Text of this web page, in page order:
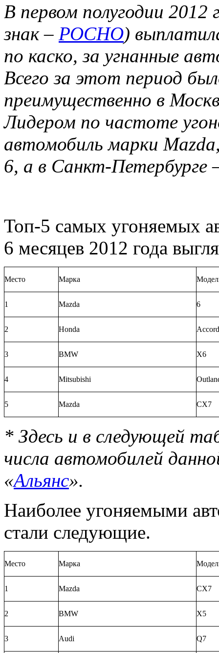
В первом полугодии 2012
знак – РОСНО)
по каско, за угнанные
Всего за этот период
преимущественно в
Лидером по частоте
автомобиль марки
6, а в Санкт-Петербурге
Топ-5 самых угоняемых
6 месяцев 2012 года
Место Марка
1 Mazda 6
2 Honda Accord
3 BMW X6
4 Mitsubishi
5 Mazda СХ7
* Здесь и в следующей
числа автомобилей
«Альянс».
Наиболее угоняемыми
стали следующие.
Место Марка
1 Mazda СХ7
2 BMW Х5
3 Audi Q7